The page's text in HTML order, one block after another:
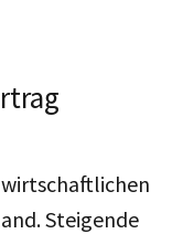
wirtschaftlichen
Steigende